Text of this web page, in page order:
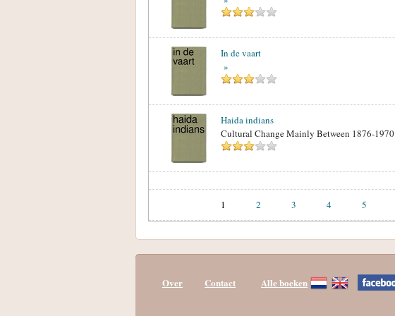
In de vaart
»
Haida indians
Cultural Change Mainly Between 1876-1970
1 2 3 4 5
Over Contact Alle boeken